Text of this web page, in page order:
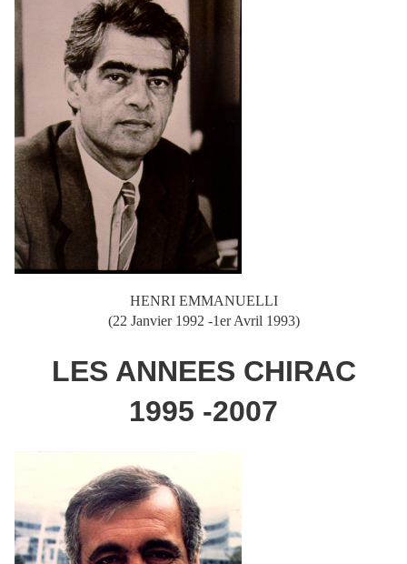
HENRI EMMANUELLI
(22 Janvier 1992 -1er Avril 1993)
LES ANNEES CHIRAC
1995 -2007